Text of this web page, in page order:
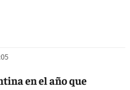
en el año que